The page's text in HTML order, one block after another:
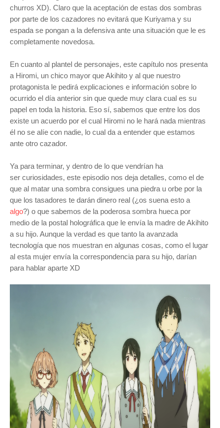
churros XD). Claro que la aceptación de estas dos sombras
por parte de los cazadores no evitará que Kuriyama y su
espada se pongan a la defensiva ante una situación que le es
completamente novedosa.
En cuanto al plantel de personajes, este capítulo nos presenta
a Hiromi, un chico mayor que Akihito y al que nuestro
protagonista le pedirá explicaciones e información sobre lo
ocurrido el día anterior sin que quede muy clara cual es su
papel en toda la historia. Eso sí, sabemos que entre los dos
existe un acuerdo por el cual Hiromi no le hará nada mientras
él no se alíe con nadie, lo cual da a entender que estamos
ante otro cazador.
Ya para terminar, y dentro de lo que vendrían ha
ser curiosidades, este episodio nos deja detalles, como el de
que al matar una sombra consigues una piedra u orbe por la
que los tasadores te darán dinero real (¿os suena esto a
algo?) o que sabemos de la poderosa sombra hueca por
medio de la postal holográfica que le envía la madre de Akihito
a su hijo. Aunque la verdad es que tanto la avanzada
tecnología que nos muestran en algunas cosas, como el lugar
al esta mujer envía la correspondencia para su hijo, darían
para hablar aparte XD